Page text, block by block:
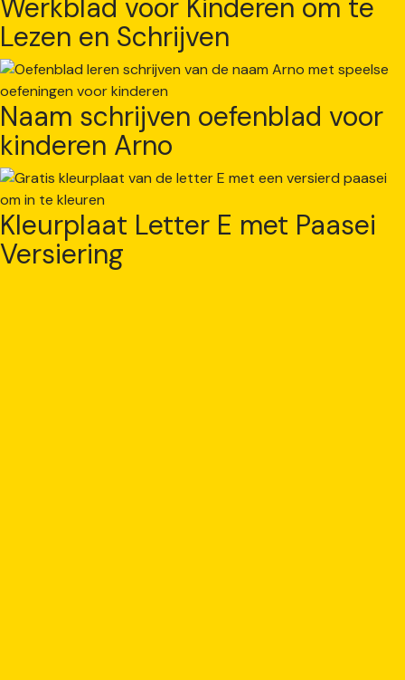
Werkblad voor Kinderen om te
Lezen en Schrijven
Naam schrijven oefenblad voor
kinderen Arno
Kleurplaat Letter E met Paasei
Versiering